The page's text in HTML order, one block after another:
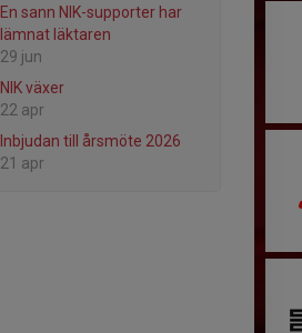
En sann NIK-supporter har
lämnat läktaren
29 jun
NIK växer
22 apr
Inbjudan till årsmöte 2026
21 apr